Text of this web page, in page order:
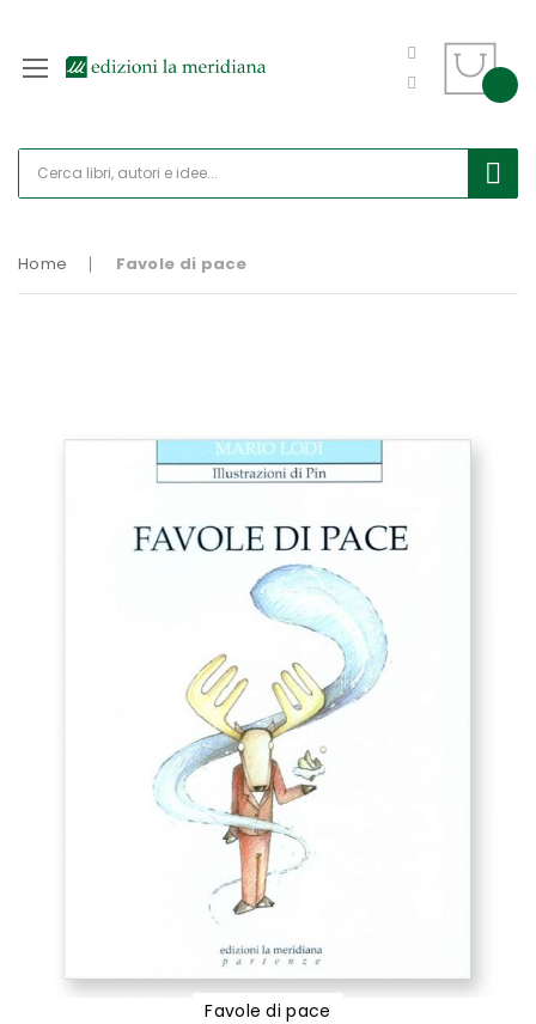
Home Favole di pace
Favole di pace